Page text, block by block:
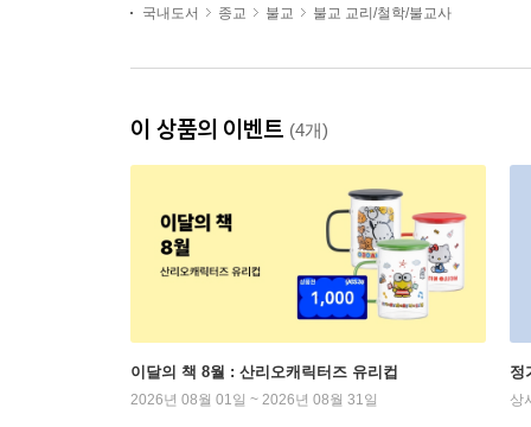
국내도서 종교 불교 불교 교리/철학/불교사
이 상품의 이벤트 (4개)
이달의 책 8월 : 산리오캐릭터즈 유리컵
2026년 08월 01일 ~ 2026년 08월 31일
정
상